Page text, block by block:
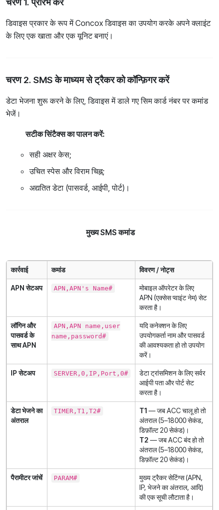
डिवाइस प्रकार के रूप में Concox डिवाइस का उपयोग करके अपने क्लाइंट
के लिए एक खाता और एक यूनिट बनाएं।
चरण 2. SMS के माध्यम से ट्रैकर को कॉन्फ़िगर करें
डेटा भेजना शुरू करने के लिए, डिवाइस में डाले गए सिम कार्ड नंबर पर कमांड
भेजें।
सटीक सिंटैक्स का पालन करें:
सही अक्षर केस;
उचित स्पेस और विराम चिह्न;
अद्यतित डेटा (पासवर्ड, आईपी, पोर्ट)।
मुख्य SMS कमांड
कार्रवाई कमांड विवरण / नोट्स
APN सेटअप APN,APN's Name#
मोबाइल ऑपरेटर के लिए
APN (एक्सेस प्वाइंट नेम) सेट
करता है।
लॉगिन और
पासवर्ड के
साथ APN
APN,APN name,user
name,password#
यदि कनेक्शन के लिए
उपयोगकर्ता नाम और पासवर्ड
की आवश्यकता हो तो उपयोग
करें।
IP सेटअप SERVER,0,IP,Port,0#
डेटा ट्रांसमिशन के लिए सर्वर
आईपी पता और पोर्ट सेट
करता है।
डेटा भेजने का
अंतराल
TIMER,T1,T2# T1 — जब ACC चालू हो तो
अंतराल (5–18000 सेकंड,
डिफ़ॉल्ट 20 सेकंड)।
T2 — जब ACC बंद हो तो
अंतराल (5–18000 सेकंड,
डिफ़ॉल्ट 20 सेकंड)।
पैरामीटर जांचें PARAM#
मुख्य ट्रैकर सेटिंग्स (APN,
IP, भेजने का अंतराल, आदि)
की एक सूची लौटाता है।